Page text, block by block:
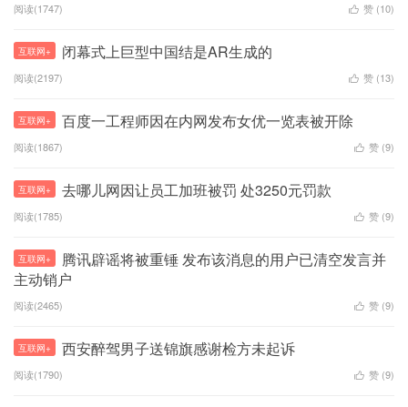
阅读(1747)  赞 (10)
互联网+ 闭幕式上巨型中国结是AR生成的
阅读(2197)  赞 (13)
互联网+ 百度一工程师因在内网发布女优一览表被开除
阅读(1867)  赞 (9)
互联网+ 去哪儿网因让员工加班被罚 处3250元罚款
阅读(1785)  赞 (9)
互联网+
腾讯辟谣将被重锤 发布该消息的用户已清空发言并
主动销户
阅读(2465)  赞 (9)
互联网+ 西安醉驾男子送锦旗感谢检方未起诉
阅读(1790)  赞 (9)